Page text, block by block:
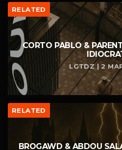
RELATED
CORTO PABLO &
LGTDZ | 2
RELATED
BROGAWD & ABDOU